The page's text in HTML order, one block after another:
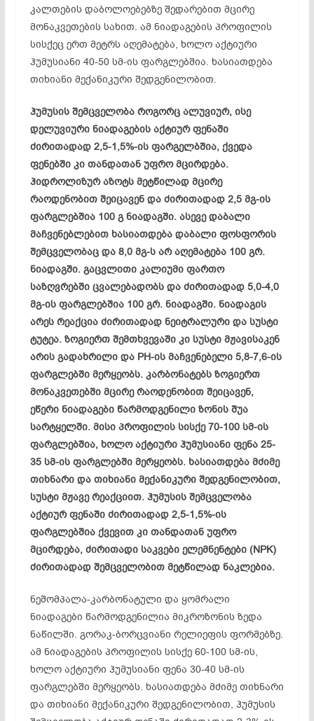
კალთების დაბოლოებებზე შედარებით მცირე
მონაკვეთების სახით. ამ ნიადაგების პროფილის
სისქეც ერთ მეტრს აღემატება, ხოლო აქტიური
ჰუმუსიანი 40-50 სმ-ის ფარგლებშია. ხასიათდება
თიხიანი მექანიკური შედგენილობით.
ჰუმუსის შემცველობა როგორც ალუვიურ, ისე
დელუვიური ნიადაგების აქტიურ ფენაში
ძირითადად 2,5-1,5%-ის ფარგელბშია, ქვედა
ფენებში კი თანდათან უფრო მცირდება.
ჰიდროლიზურ აზოტს მეტწილად მცირე
რაოდენობით შეიცავენ და ძირითადად 2,5 მგ-ის
ფარგლებშია 100 გ ნიადაგში. ასევე დაბალი
მაჩვენებლებით ხასიათდება დაბალი ფოსფორის
შემცველობაც და 8,0 მგ-ს არ აღემატება 100 გრ.
ნიადაგში. გაცვლითი კალიუმი ფართო
საზღვრებში ცვალებადობს და ძირითადად 5,0-4,0
მგ-ის ფარგლებშია 100 გრ. ნიადაგში. ნიადაგის
არეს რეაქცია ძირითადად ნეიტრალური და სუსტი
ტუტეა. ზოგიერთ შემთხვევაში კი სუსტი მჟავისაკენ
არის გადახრილი და PH-ის მაჩვენებელი 5,8-7,6-ის
ფარგლებში მერყეობს. კარბონატებს ზოგიერთ
მონაკვეთებში მცირე რაოდენობით შეიცავენ,
ეწერი ნიადაგები წარმოდგენილი ზონის შუა
სარტყელში. მისი პროფილის სისქე 70-100 სმ-ის
ფარგლებშია, ხოლო აქტიური ჰუმუსიანი ფენა 25-
35 სმ-ის ფარგლებში მერყეობს. ხასიათდება მძიმე
თიხნარი და თიხიანი მექანიკური შედგენილობით,
სუსტი მჟავე რეაქციით. ჰუმუსის შემცველობა
აქტიურ ფენაში ძირითადად 2,5-1,5%-ის
ფარგლებშია ქვევით კი თანდათან უფრო
მცირდება, ძირითადი საკვები ელემნენტები (NPK)
ძირითადად შემცველობით მეტწილად ნაკლებია.
ნეშომპალა-კარბონატული და ყომრალი
ნიადაგები წარმოდგენილია მიკროზონის ზედა
ნაწილში. გორაკ-ბორცვიანი რელიეფის ფორმებზე.
ამ ნიადაგების პროფილის სისქე 60-100 სმ-ის,
ხოლო აქტიური ჰუმუსიანი ფენა 30-40 სმ-ის
ფარგლებში მერყეობს. ხასიათდება მძიმე თიხნარი
და თიხიანი მექანიკური შედგენილობით, ჰუმუსის